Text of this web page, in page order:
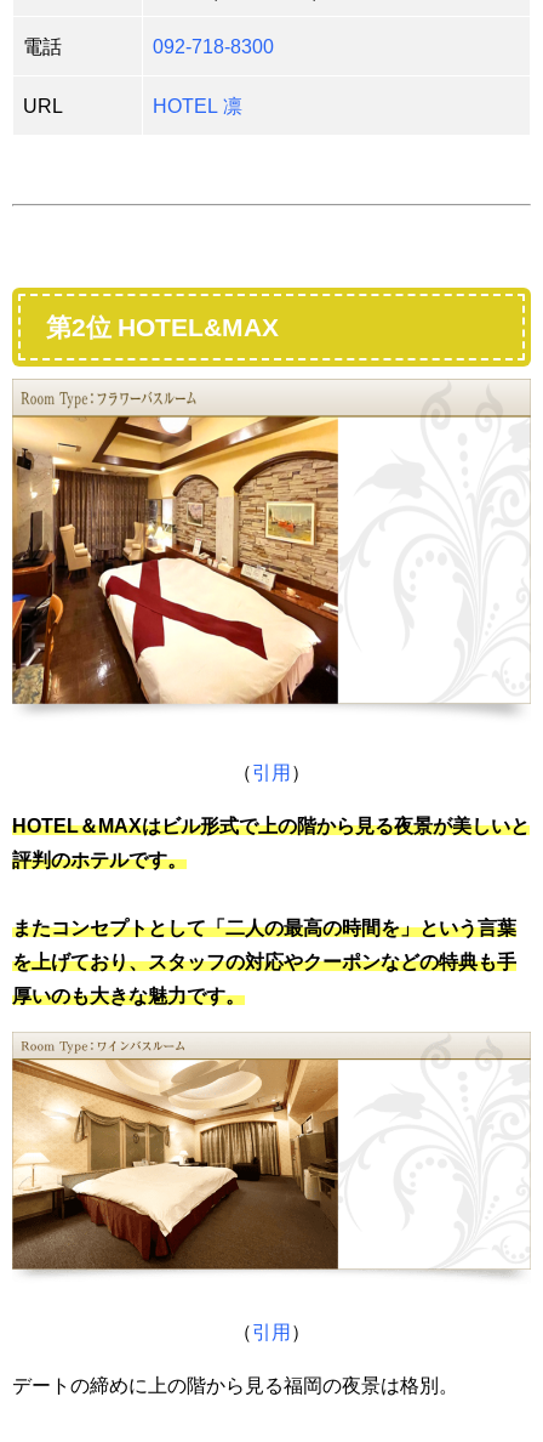
電話 092-718-8300
URL HOTEL 凛
第2位 HOTEL&MAX
（引用 ）
HOTEL＆MAXはビル形式で上の階から見る夜景が美しいと
評判のホテルです。
またコンセプトとして「二人の最高の時間を」という言葉
を上げており、スタッフの対応やクーポンなどの特典も手
厚いのも大きな魅力です。
（引用 ）
デートの締めに上の階から見る福岡の夜景は格別。